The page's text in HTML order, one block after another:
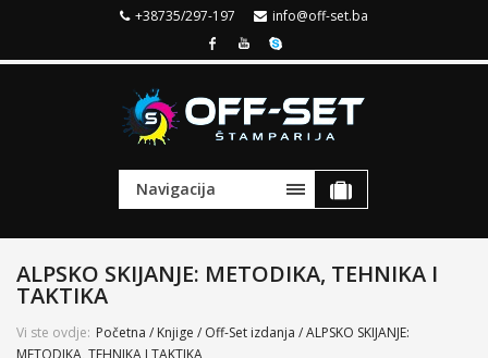
+38735/297-197 info@off-set.ba
Navigacija
ALPSKO SKIJANJE: METODIKA, TEHNIKA I
TAKTIKA
Vi ste ovdje: Početna / Knjige / Off-Set izdanja / ALPSKO SKIJANJE:
METODIKA, TEHNIKA I TAKTIKA